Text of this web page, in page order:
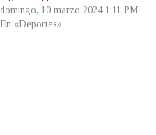
domingo, 10 marzo 2024 1:11 PM
En «Deportes»